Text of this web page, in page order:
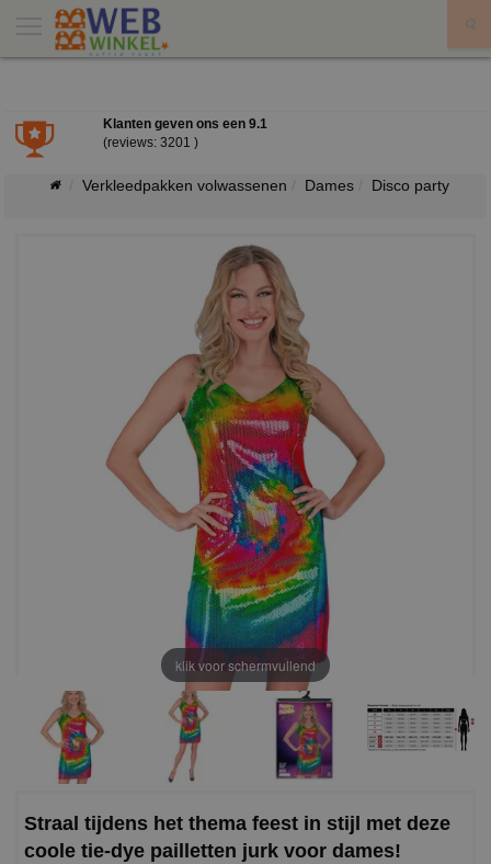
Klanten geven ons een 9.1
(reviews: 3201 )
Verkleedpakken volwassenen Dames Disco party
klik voor schermvullend
Straal tijdens het thema feest in stijl met deze
coole tie-dye pailletten jurk voor dames!